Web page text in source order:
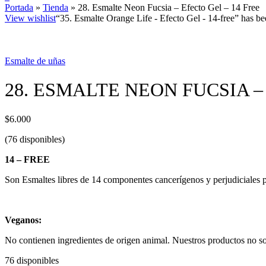
Portada » Tienda » 28. Esmalte Neon Fucsia – Efecto Gel – 14 Free
View wishlist“35. Esmalte Orange Life - Efecto Gel - 14-free” has
Esmalte de uñas
28. ESMALTE NEON FUCSIA
$6.000
(76 disponibles)
14 – FREE
Son Esmaltes libres de 14 componentes cancerígenos y
Veganos:
No contienen ingredientes de origen animal. Nuestros productos no
76 disponibles